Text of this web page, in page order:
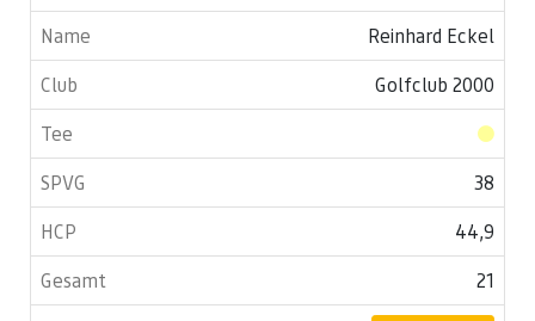
Reinhard Eckel
Golfclub 2000
38
44,9
21